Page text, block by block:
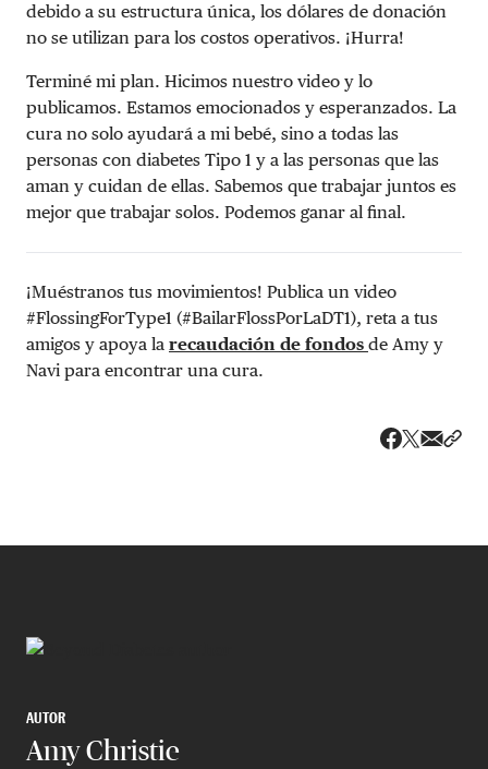
debido a su estructura única, los dólares de donación
no se utilizan para los costos operativos. ¡Hurra!
Terminé mi plan. Hicimos nuestro video y lo
publicamos. Estamos emocionados y esperanzados. La
cura no solo ayudará a mi bebé, sino a todas las
personas con diabetes Tipo 1 y a las personas que las
aman y cuidan de ellas. Sabemos que trabajar juntos es
mejor que trabajar solos. Podemos ganar al final.
¡Muéstranos tus movimientos! Publica un video
#FlossingForType1 (#BailarFlossPorLaDT1), reta a tus
amigos y apoya la recaudación de fondos de Amy y
Navi para encontrar una cura.
AUTOR
Amy Christie